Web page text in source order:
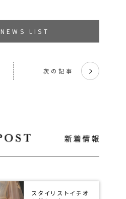
NEWS LIST
次の記事 く
スタイリストイチオ